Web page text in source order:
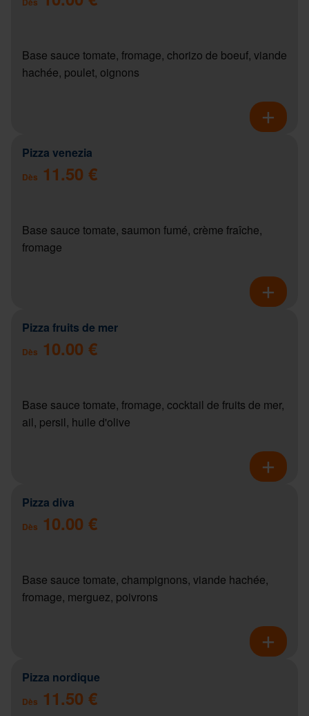
Base sauce tomate, fromage, chorizo de boeuf, viande
hachée, poulet, oignons
Pizza venezia
Dès 11.50 €
Base sauce tomate, saumon fumé, crème fraîche,
fromage
Pizza fruits de mer
Dès 10.00 €
Base sauce tomate, fromage, cocktail de fruits de mer,
ail, persil, huile d'olive
Pizza diva
Dès 10.00 €
Base sauce tomate, champignons, viande hachée,
fromage, merguez, poivrons
Pizza nordique
Dès 11.50 €